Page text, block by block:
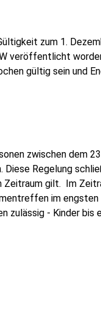
zum 1.
veröffentlicht
gültig sein und
zwischen dem
Diese Regelung
Zeitraum gilt. Im
im engsten
zulässig - Kinder bis